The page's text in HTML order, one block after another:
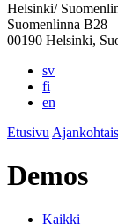
Helsinki/
Suomenlinna B28
00190 Helsinki,
sv
fi
en
Etusivu
Demos
Kaikki